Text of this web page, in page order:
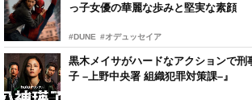
っ子女優の華麗な歩みと堅実な素顔
#DUNE #オデュッセイア
黒木メイサがハードなアクションで刑
子 –上野中央署 組織犯罪対策課–』